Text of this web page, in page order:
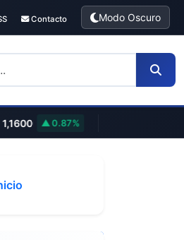
Contacto Modo Oscuro
0.87%